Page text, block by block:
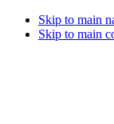
Skip to main
Skip to main